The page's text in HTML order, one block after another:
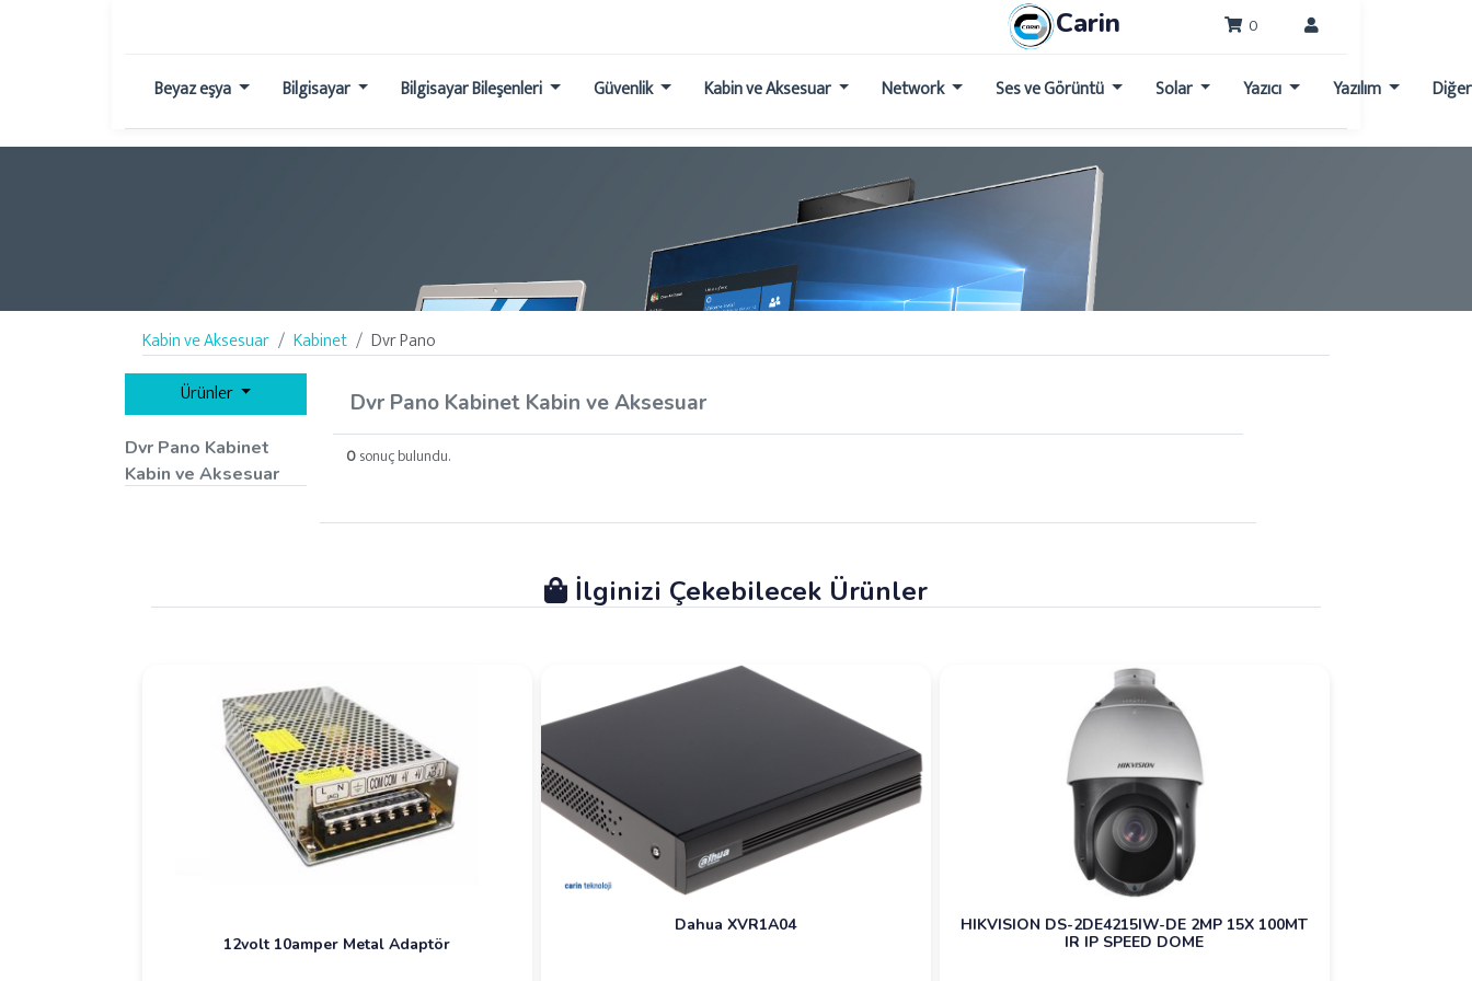
Carin 0
Beyaz eşya Bilgisayar Bilgisayar Bileşenleri Güvenlik Kabin ve Aksesuar Network Ses ve Görüntü Solar Yazıcı Yazılım
Kabin ve Aksesuar Kabinet
Dvr Pano
Ürünler
Dvr Pano Kabinet
Kabin ve Aksesuar
Dvr Pano Kabinet Kabin ve Aksesuar
0sonuç bulundu.
İlginizi Çekebilecek Ürünler
12volt 10amper Metal Adaptör
Dahua XVR1A04
HIKVISION DS-2DE4215IW-DE 2MP 15X 100MT
IR IP SPEED DOME